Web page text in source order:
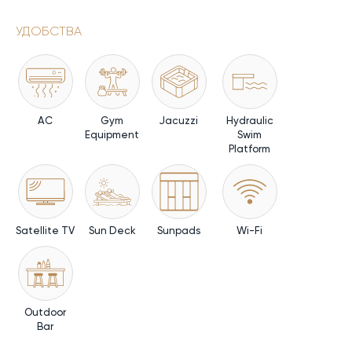
УДОБСТВА
AC
Gym
Equipment
Jacuzzi
Hydraulic
Swim
Platform
Satellite TV Sun Deck Sunpads Wi-Fi
Outdoor
Bar